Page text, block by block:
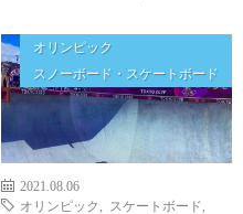
オリンピック
スノーボード・スケートボード
2021.08.06
オリンピック
スケートボード